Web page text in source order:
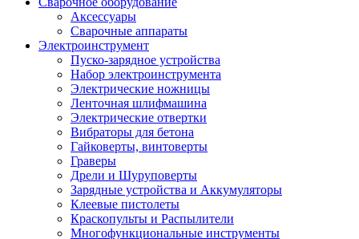
Аксессуары
Сварочные аппараты
Электроинструмент
Пуско-зарядное устройства
Набор электроинструмента
Электрические ножницы
Ленточная шлифмашина
Электрические отвертки
Вибраторы для бетона
Гайковерты, винтоверты
Граверы
Дрели и Шуруповерты
Зарядные устройства и Аккумуляторы
Клеевые пистолеты
Краскопульты и Распылители
Многофункциональные инструменты